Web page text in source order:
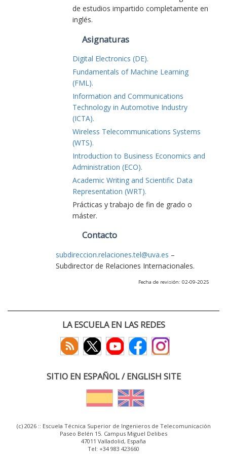
de estudios impartido completamente en
inglés.
Asignaturas
Digital Electronics (DE).
Fundamentals of Machine Learning
(FML).
Information and Communications
Technology in Automotive Industry
(ICTA).
Wireless Telecommunications Systems
(WTS).
Introduction to Business Economics and
Administration (ECO).
Academic Writing and Scientific Data
Representation (WRT).
Prácticas y trabajo de fin de grado o
máster.
Contacto
subdireccion.relaciones.tel@uva.es –
Subdirector de Relaciones Internacionales.
Fecha de revisión: 02-09-2025
LA ESCUELA EN LAS REDES
SITIO EN ESPAÑOL / ENGLISH SITE
(c) 2026 :: Escuela Técnica Superior de Ingenieros de Telecomunicación
Paseo Belén 15. Campus Miguel Delibes
47011 Valladolid, España
Tel: +34 983 423660